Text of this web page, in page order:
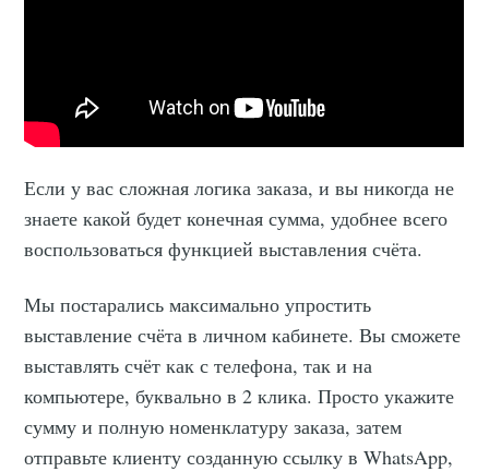
Если у вас сложная логика заказа, и вы никогда не
знаете какой будет конечная сумма, удобнее всего
воспользоваться функцией выставления счёта.
Мы постарались максимально упростить
выставление счёта в личном кабинете. Вы сможете
выставлять счёт как с телефона, так и на
компьютере, буквально в 2 клика. Просто укажите
сумму и полную номенклатуру заказа, затем
отправьте клиенту созданную ссылку в WhatsApp,